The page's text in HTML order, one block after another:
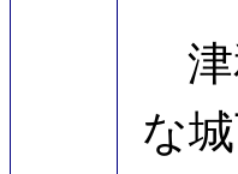
津
な城